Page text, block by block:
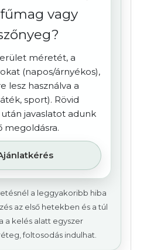
vagy
méretét, a
(napos/árnyékos),
lesz használva a
sport). Rövid
javaslatot adunk
megoldásra.
a leggyakoribb hiba
az első hetekben és a túl
a kelés alatt egyszer
foltosodás indulhat.